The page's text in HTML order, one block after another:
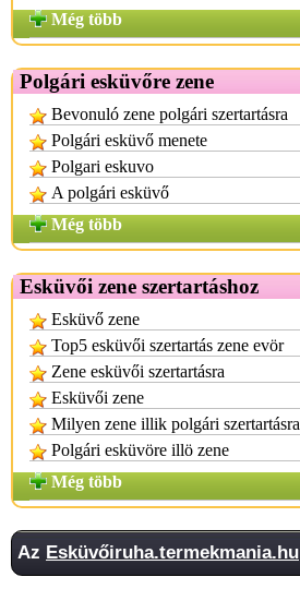
Még több
Polgári esküvőre zene
Bevonuló zene polgári szertartásra
Polgári esküvő menete
Polgari eskuvo
A polgári esküvő
Még több
Esküvői zene szertartáshoz
Esküvő zene
Top5 esküvői szertartás zene evör
Zene esküvői szertartásra
Esküvői zene
Milyen zene illik polgári szertartásra
Polgári esküvöre illö zene
Még több
Az Esküvőiruha.termekmania.hu